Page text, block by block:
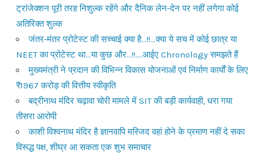
ट्रांजेक्शन पूरी तरह निशुल्क रहेंगे और दैनिक लेन-देन पर नहीं लगेगा कोई
अतिरिक्त शुल्क
जंतर-मंतर प्रोटेस्ट की सच्चाई क्या है…!!…क्या ये सच में कोई छात्र या
NEET का प्रोटेस्ट था…या कुछ और…!!….आईए Chronology समझते हैं
मुख्यमंत्री ने प्रदान की विभिन्न विकास योजनाओं एवं निर्माण कार्यों के लिए
₹1967 करोड़ की वित्तीय स्वीकृति
बद्रीनाथ मंदिर चढ़ावा चोरी मामले में SIT की बड़ी कार्यवाही, धरा गया
तीसरा आरोपी
काशी विश्वनाथ मंदिर है ज्ञानवापि मस्जिद वहां होने के प्रमाण नहीं दे सका
विरूद्ध पक्ष, शीघ्र आ सकता एक शुभ समाचार